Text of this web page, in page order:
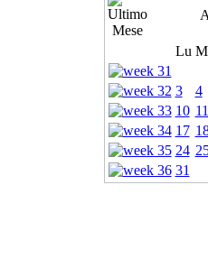
Lu
3
4
10 11
17
24
31